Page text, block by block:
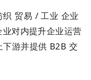
织 贸易 / 工业 企业
对内提升企业运营
下游并提供 B2B 交